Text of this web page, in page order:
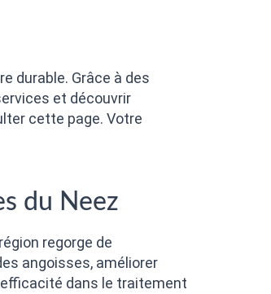
durable. Grâce à des
et découvrir
cette page. Votre
du Neez
regorge de
angoisses, améliorer
dans le traitement